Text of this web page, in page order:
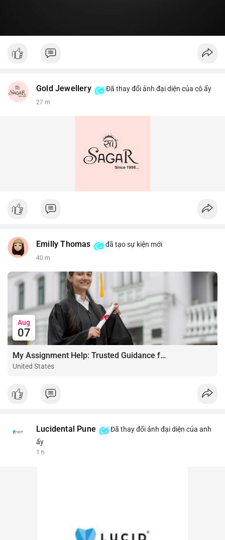
Gold Jewellery Đã thay đổi ảnh đại diện của cô ấy
27 m
Emilly Thomas đã tạo sự kiện mới
40 m
Aug
07
My Assignment Help: Trusted Guidance for Academic Excellence
United States
Lucidental Pune
Đã thay đổi ảnh đại diện của anh
ấy
1 h